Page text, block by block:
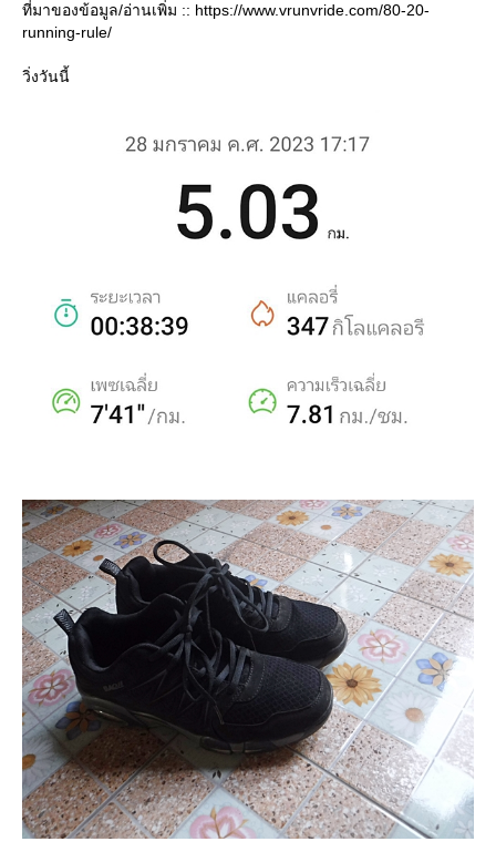
ที่มาของข้อมูล/อ่านเพิ่ม :: https://www.vrunvride.com/80-20-
running-rule/
วิ่งวันนี้